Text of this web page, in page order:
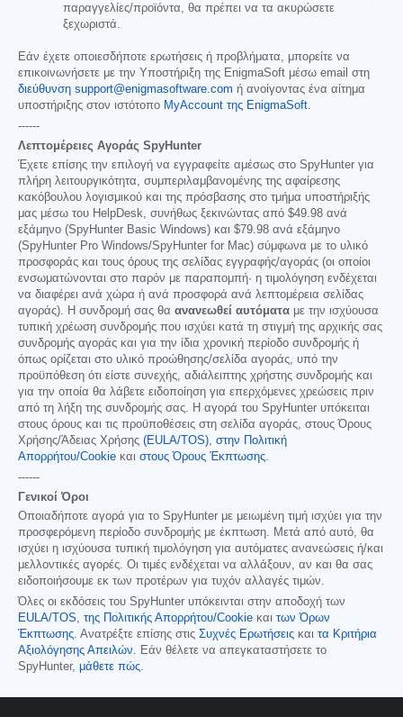
παραγγελίες/προϊόντα, θα πρέπει να τα ακυρώσετε
ξεχωριστά.
Εάν έχετε οποιεσδήποτε ερωτήσεις ή προβλήματα, μπορείτε να
επικοινωνήσετε με την Υποστήριξη της EnigmaSoft μέσω email στη
διεύθυνση support@enigmasoftware.com ή ανοίγοντας ένα αίτημα
υποστήριξης στον ιστότοπο MyAccount της EnigmaSoft.
------
Λεπτομέρειες Αγοράς SpyHunter
Έχετε επίσης την επιλογή να εγγραφείτε αμέσως στο SpyHunter για
πλήρη λειτουργικότητα, συμπεριλαμβανομένης της αφαίρεσης
κακόβουλου λογισμικού και της πρόσβασης στο τμήμα υποστήριξής
μας μέσω του HelpDesk, συνήθως ξεκινώντας από $49.98 ανά
εξάμηνο (SpyHunter Basic Windows) και $79.98 ανά εξάμηνο
(SpyHunter Pro Windows/SpyHunter for Mac) σύμφωνα με το υλικό
προσφοράς και τους όρους της σελίδας εγγραφής/αγοράς (οι οποίοι
ενσωματώνονται στο παρόν με παραπομπή· η τιμολόγηση ενδέχεται
να διαφέρει ανά χώρα ή ανά προσφορά ανά λεπτομέρεια σελίδας
αγοράς). Η συνδρομή σας θα ανανεωθεί αυτόματα με την ισχύουσα
τυπική χρέωση συνδρομής που ισχύει κατά τη στιγμή της αρχικής σας
συνδρομής αγοράς και για την ίδια χρονική περίοδο συνδρομής ή
όπως ορίζεται στο υλικό προώθησης/σελίδα αγοράς, υπό την
προϋπόθεση ότι είστε συνεχής, αδιάλειπτης χρήστης συνδρομής και
για την οποία θα λάβετε ειδοποίηση για επερχόμενες χρεώσεις πριν
από τη λήξη της συνδρομής σας. Η αγορά του SpyHunter υπόκειται
στους όρους και τις προϋποθέσεις στη σελίδα αγοράς, στους Όρους
Χρήσης/Άδειας Χρήσης (EULA/TOS), στην Πολιτική
Απορρήτου/Cookie και στους Όρους Έκπτωσης.
------
Γενικοί Όροι
Οποιαδήποτε αγορά για το SpyHunter με μειωμένη τιμή ισχύει για την
προσφερόμενη περίοδο συνδρομής με έκπτωση. Μετά από αυτό, θα
ισχύει η ισχύουσα τυπική τιμολόγηση για αυτόματες ανανεώσεις ή/και
μελλοντικές αγορές. Οι τιμές ενδέχεται να αλλάξουν, αν και θα σας
ειδοποιήσουμε εκ των προτέρων για τυχόν αλλαγές τιμών.
Όλες οι εκδόσεις του SpyHunter υπόκεινται στην αποδοχή των
EULA/TOS, της Πολιτικής Απορρήτου/Cookie και των Όρων
Έκπτωσης. Ανατρέξτε επίσης στις Συχνές Ερωτήσεις και τα Κριτήρια
Αξιολόγησης Απειλών. Εάν θέλετε να απεγκαταστήσετε το
SpyHunter, μάθετε πώς.